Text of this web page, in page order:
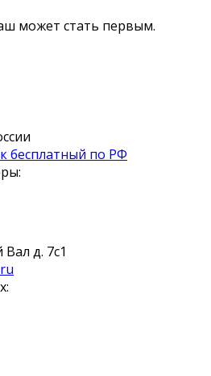
может стать первым.
бесплатный по РФ
д. 7с1